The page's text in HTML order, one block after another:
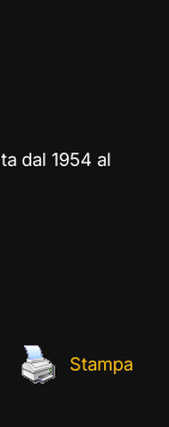
dal 1954 al
Stampa